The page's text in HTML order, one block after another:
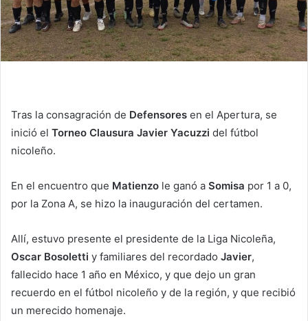
Tras la consagración de Defensores en el Apertura, se
inició el Torneo Clausura Javier Yacuzzi del fútbol
nicoleño.
En el encuentro que Matienzo le ganó a Somisa por 1 a 0,
por la Zona A, se hizo la inauguración del certamen.
Allí, estuvo presente el presidente de la Liga Nicoleña,
Oscar Bosoletti y familiares del recordado Javier,
fallecido hace 1 año en México, y que dejo un gran
recuerdo en el fútbol nicoleño y de la región, y que recibió
un merecido homenaje.